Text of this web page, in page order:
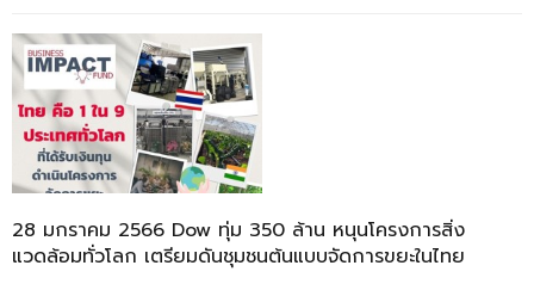
28 มกราคม 2566 Dow ทุ่ม 350 ล้าน หนุนโครงการสิ่ง
แวดล้อมทั่วโลก เตรียมดันชุมชนต้นแบบจัดการขยะในไทย